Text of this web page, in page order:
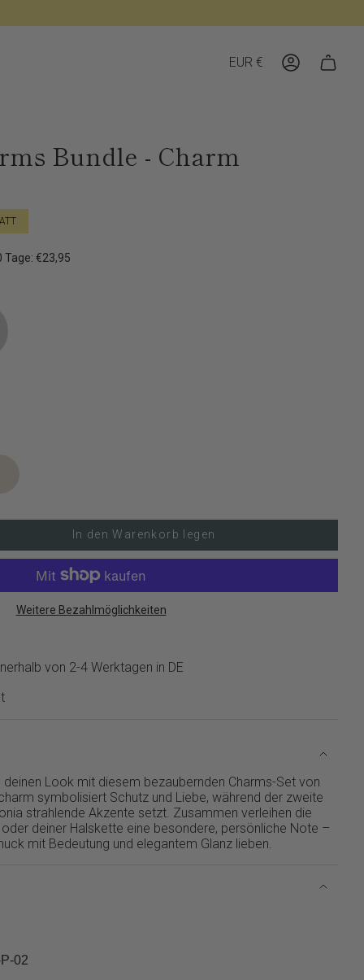
Währung
EUR € Konto
Bundle - Charm
€23,95
In den Warenkorb legen
Weitere Bezahlmöglichkeiten
von 2-4 Werktagen in DE
deinen Look mit diesem bezaubernden Charms-Set von
symbolisiert Schutz und Liebe, während der zweite
strahlende Akzente setzt. Zusammen verleihen die
deiner Halskette eine besondere, persönliche Note –
mit Bedeutung und elegantem Glanz lieben.
02